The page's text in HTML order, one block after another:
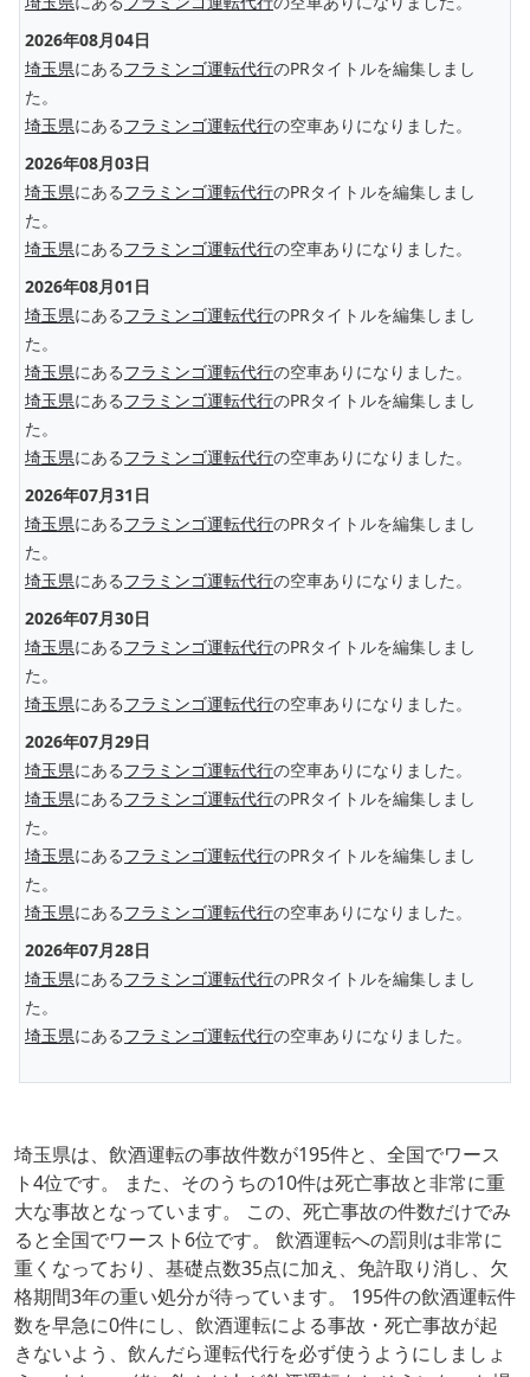
2026年08月04日
埼玉県にあるフラミンゴ運転代行のPRタイトルを編集しまし
た。
埼玉県にあるフラミンゴ運転代行の空車ありになりました。
2026年08月03日
埼玉県にあるフラミンゴ運転代行のPRタイトルを編集しまし
た。
埼玉県にあるフラミンゴ運転代行の空車ありになりました。
2026年08月01日
埼玉県にあるフラミンゴ運転代行のPRタイトルを編集しまし
た。
埼玉県にあるフラミンゴ運転代行の空車ありになりました。
埼玉県にあるフラミンゴ運転代行のPRタイトルを編集しまし
た。
埼玉県にあるフラミンゴ運転代行の空車ありになりました。
2026年07月31日
埼玉県にあるフラミンゴ運転代行のPRタイトルを編集しまし
た。
埼玉県にあるフラミンゴ運転代行の空車ありになりました。
2026年07月30日
埼玉県にあるフラミンゴ運転代行のPRタイトルを編集しまし
た。
埼玉県にあるフラミンゴ運転代行の空車ありになりました。
2026年07月29日
埼玉県にあるフラミンゴ運転代行の空車ありになりました。
埼玉県にあるフラミンゴ運転代行のPRタイトルを編集しまし
た。
埼玉県にあるフラミンゴ運転代行のPRタイトルを編集しまし
た。
埼玉県にあるフラミンゴ運転代行の空車ありになりました。
2026年07月28日
埼玉県にあるフラミンゴ運転代行のPRタイトルを編集しまし
た。
埼玉県にあるフラミンゴ運転代行の空車ありになりました。
埼玉県は、飲酒運転の事故件数が195件と、全国でワース
ト4位です。 また、そのうちの10件は死亡事故と非常に重
大な事故となっています。 この、死亡事故の件数だけでみ
ると全国でワースト6位です。 飲酒運転への罰則は非常に
重くなっており、基礎点数35点に加え、免許取り消し、欠
格期間3年の重い処分が待っています。 195件の飲酒運転件
数を早急に0件にし、飲酒運転による事故・死亡事故が起
きないよう、飲んだら運転代行を必ず使うようにしましょ